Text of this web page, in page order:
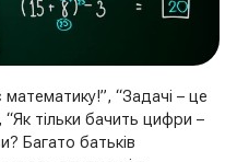
“Задачі – це
тільки бачить цифри –
Багато батьків